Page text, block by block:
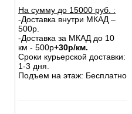
На сумму до 15000 руб. :
-Доставка внутри МКАД –
500р.
-Доставка за МКАД до 10
км - 500р+30р/км.
Сроки курьерской доставки:
1-3 дня.
Подъем на этаж: Бесплатно